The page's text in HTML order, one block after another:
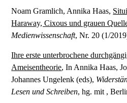
Noam Gramlich, Annika Haas,
Haraway, Cixous und grauen
Medienwissenschaft, Nr. 20 (1/
Ihre erste unterbrochene
Ameisentheorie, In Annika Haas,
Johannes Ungelenk (eds),
Lesen und Schreiben, hg. mit ,